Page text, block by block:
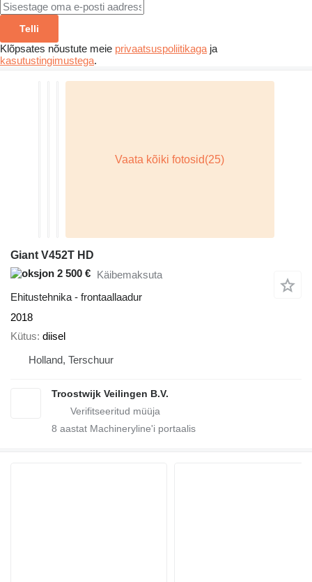
Telli
Klõpsates nõustute meie privaatsuspoliitikaga ja
kasutustingimustega.
Giant V452T HD
2 500 € Käibemaksuta
Ehitustehnika - frontaallaadur
2018
Kütus diisel
Holland, Terschuur
Troostwijk Veilingen B.V.
8 aastat Machineryline'i portaalis